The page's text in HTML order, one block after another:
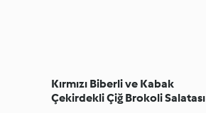
Kırmızı Biberli ve Kabak
Çekirdekli Çiğ Brokoli Salatası